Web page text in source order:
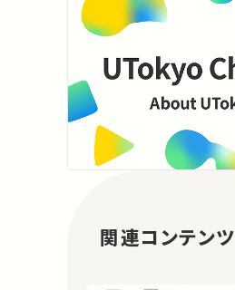
関連コンテンツ